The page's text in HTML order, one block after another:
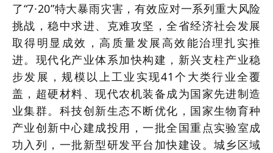
了“7·20”特大暴雨灾害，有效应对一系列重大风险
挑战，稳中求进、克难攻坚，全省经济社会发展
取得明显成效，高质量发展高效能治理扎实推
进。现代化产业体系加快构建，新兴支柱产业稳
步发展，规模以上工业实现41个大类行业全覆
盖，超硬材料、现代农机装备成为国家先进制造
业集群。科技创新生态不断优化，国家生物育种
产业创新中心建成投用，一批全国重点实验室成
功入列，一批新型研发平台加快建设。城乡区域